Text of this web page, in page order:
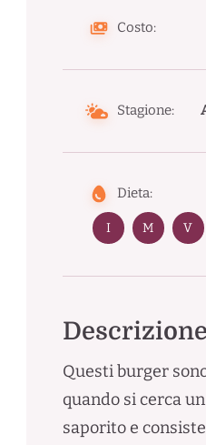
Costo:
Stagione:
Dieta:
I M V
Descrizione
Questi burger
quando si cerca
saporito e